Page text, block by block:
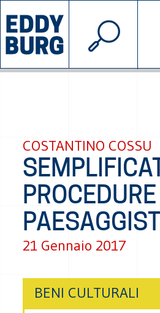
INIZIATIVE
© 2026
COSTANTINO COSSU
PROCEDURE
21 Gennaio 2017
BENI CULTURALI